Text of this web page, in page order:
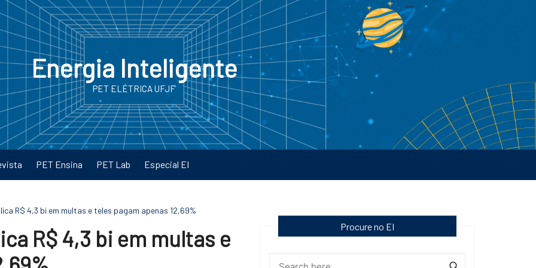
Energia Inteligente
PET ELÉTRICA UFJF
PET Ensina PET Lab Especial EI
R$ 4,3 bi em multas e teles pagam apenas 12,69%
R$ 4,3 bi em multas e
Procure no EI